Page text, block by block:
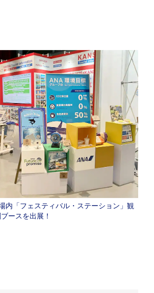
内「フェスティバル・ステーション」観
ースを出展！